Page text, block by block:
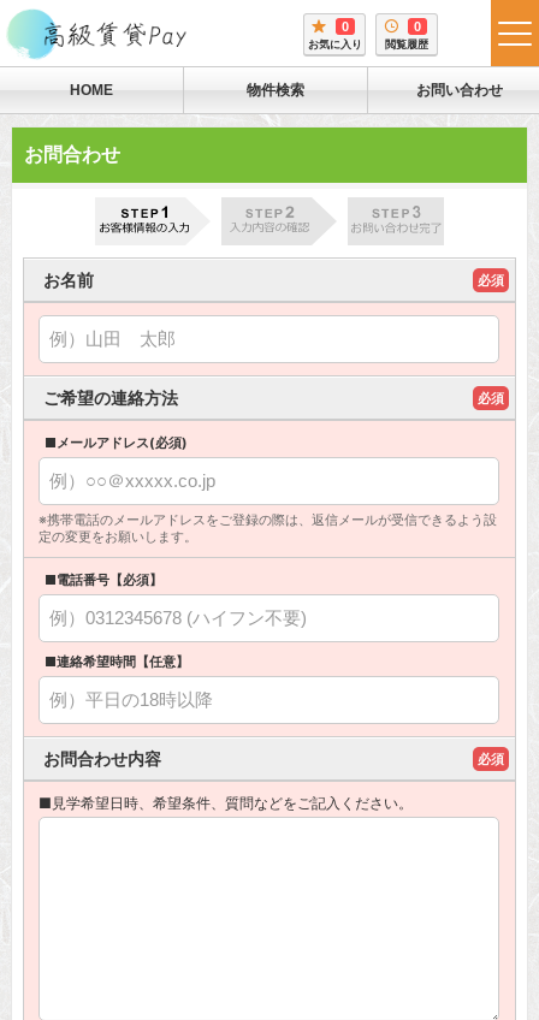
0
お気に入り
0
閲覧履歴
HOME 物件検索 お問い合わせ
お問合わせ
お名前 必須
ご希望の連絡方法 必須
■メールアドレス(必須)
※携帯電話のメールアドレスをご登録の際は、返信メールが受信できるよう設
定の変更をお願いします。
■電話番号【必須】
■連絡希望時間【任意】
お問合わせ内容 必須
■見学希望日時、希望条件、質問などをご記入ください。